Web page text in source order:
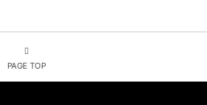
PAGE TOP